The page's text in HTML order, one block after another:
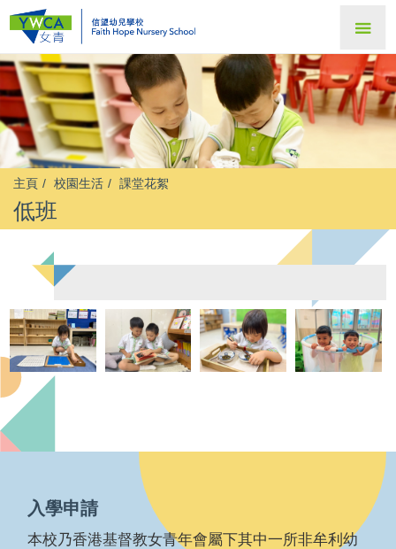
主頁 校園生活 課堂花絮
低班
入學申請
本校乃香港基督教女青年會屬下其中一所非牟利幼